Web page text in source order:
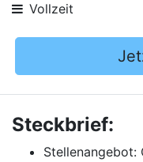
Vollzeit
Steckbrief: